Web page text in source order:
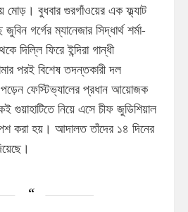
মোড়। বুধবার গুরগাঁওয়ের এক ফ্ল্যাট
গর্গের ম্যানেজার সিদ্ধার্থ শর্মা-
দিল্লি ফিরে ইন্দিরা গান্ধী
পরই বিশেষ তদন্তকারী দল
ফেস্টিভ্যালের প্রধান আয়োজক
নিয়ে এসে চীফ জুডিশিয়াল
করা হয়। আদালত তাঁদের ১৪ দিনের